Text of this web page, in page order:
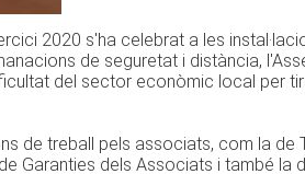
2020 s'ha celebrat a les
de seguretat i distància,
del sector econòmic local per
de treball pels associats, com la de
Garanties dels Associats i també la